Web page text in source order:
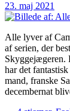
23. maj 2021
Alle lyver af
af serien, der
Skyggejægeren.
har det
mand, franske
decembernat